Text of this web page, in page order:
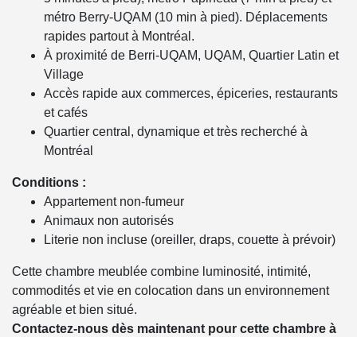
métro Berry-UQAM (10 min à pied). Déplacements
rapides partout à Montréal.
À proximité de Berri-UQAM, UQAM, Quartier Latin et
Village
Accès rapide aux commerces, épiceries, restaurants
et cafés
Quartier central, dynamique et très recherché à
Montréal
Conditions :
Appartement non-fumeur
Animaux non autorisés
Literie non incluse (oreiller, draps, couette à prévoir)
Cette chambre meublée combine luminosité, intimité,
commodités et vie en colocation dans un environnement
agréable et bien situé.
Contactez-nous dès maintenant pour cette chambre à